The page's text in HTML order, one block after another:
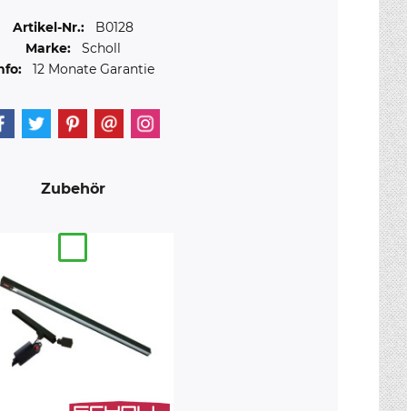
Artikel-Nr.:
B0128
Marke:
Scholl
12 Monate Garantie
Zubehör